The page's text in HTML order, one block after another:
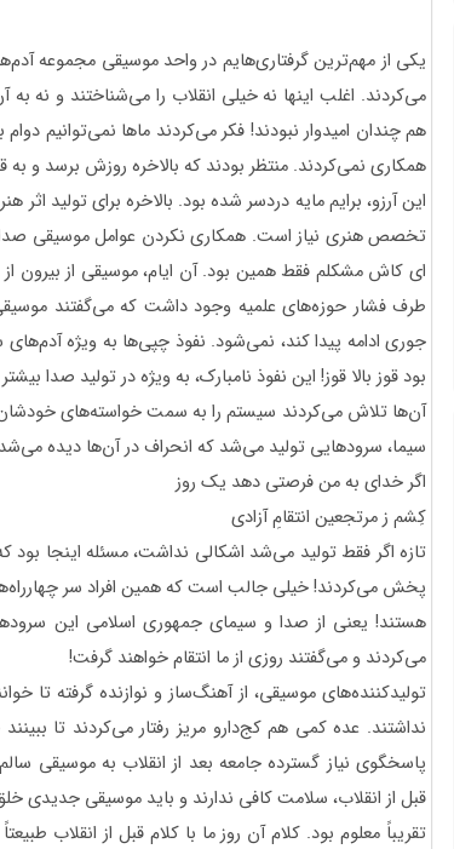
یکی از مهم‌ترین گرفتاری‌هایم در واحد موسیقی مجموعه
می‌کردند. اغلب اینها نه خیلی انقلاب را می‌شناختند و نه به
هم چندان امیدوار نبودند! فکر می‌کردند ماها نمی‌توانیم
همکاری نمی‌کردند. منتظر بودند که بالاخره روزش برسد و
این آرزو، برایم مایه دردسر شده بود. بالاخره برای تولید
تخصص هنری نیاز است. همکاری نکردن عوامل موسیقی
ای کاش مشکلم فقط همین بود. آن ایام، موسیقی از
طرف فشار حوزه‌های علمیه وجود داشت که می‌گفتند
جوری ادامه پیدا کند، نمی‌شود. نفوذ چپی‌ها به ویژه
بود قوز بالا قوز! این نفوذ نامبارک، به ویژه در تولید صدا
آن‌ها تلاش می‌کردند سیستم را به سمت خواسته‌های
سیما، سرودهایی تولید می‌شد که انحراف در آن‌ها دیده
اگر خدای به من فرصتی دهد یک روز
کِشم ز مرتجعین انتقامِ آزادی
تازه اگر فقط تولید می‌شد اشکالی نداشت، مسئله اینجا بود
پخش می‌کردند! خیلی جالب است که همین افراد سر
هستند! یعنی از صدا و سیمای جمهوری اسلامی این
می‌کردند و می‌گفتند روزی از ما انتقام خواهند گرفت!
تولیدکننده‌های موسیقی، از آهنگ‌ساز و نوازنده گرفته تا
نداشتند. عده کمی هم کج‌دارو مریز رفتار می‌کردند تا
پاسخگوی نیاز گسترده جامعه بعد از انقلاب به موسیقی
قبل از انقلاب، سلامت کافی ندارند و باید موسیقی جدیدی
تقریباً معلوم بود. کلام آن روز ما با کلام قبل از انقلاب